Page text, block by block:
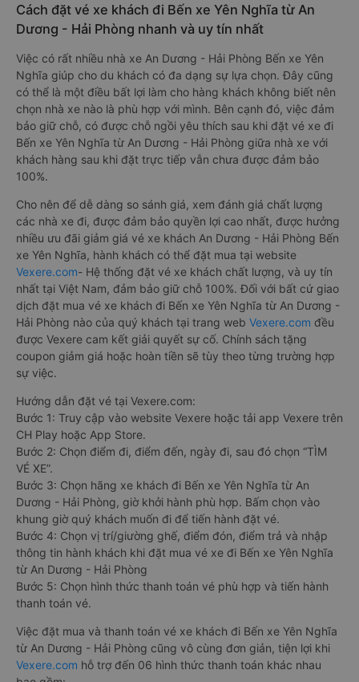
Cách đặt vé xe khách đi Bến xe Yên Nghĩa từ An
Dương - Hải Phòng nhanh và uy tín nhất
Việc có rất nhiều nhà xe An Dương - Hải Phòng Bến xe Yên
Nghĩa giúp cho du khách có đa dạng sự lựa chọn. Đây cũng
có thể là một điều bất lợi làm cho hàng khách không biết nên
chọn nhà xe nào là phù hợp với mình. Bên cạnh đó, việc đảm
bảo giữ chỗ, có được chỗ ngồi yêu thích sau khi đặt vé xe đi
Bến xe Yên Nghĩa từ An Dương - Hải Phòng giữa nhà xe với
khách hàng sau khi đặt trực tiếp vẫn chưa được đảm bảo
100%.
Cho nên để dễ dàng so sánh giá, xem đánh giá chất lượng
các nhà xe đi, được đảm bảo quyền lợi cao nhất, được hưởng
nhiều ưu đãi giảm giá vé xe khách An Dương - Hải Phòng Bến
xe Yên Nghĩa, hành khách có thể đặt mua tại website
Vexere.com- Hệ thống đặt vé xe khách chất lượng, và uy tín
nhất tại Việt Nam, đảm bảo giữ chỗ 100%. Đối với bất cứ giao
dịch đặt mua vé xe khách đi Bến xe Yên Nghĩa từ An Dương -
Hải Phòng nào của quý khách tại trang web Vexere.com đều
được Vexere cam kết giải quyết sự cố. Chính sách tặng
coupon giảm giá hoặc hoàn tiền sẽ tùy theo từng trường hợp
sự việc.
Hướng dẫn đặt vé tại Vexere.com:
Bước 1: Truy cập vào website Vexere hoặc tải app Vexere trên
CH Play hoặc App Store.
Bước 2: Chọn điểm đi, điểm đến, ngày đi, sau đó chọn “TÌM
VÉ XE”.
Bước 3: Chọn hãng xe khách đi Bến xe Yên Nghĩa từ An
Dương - Hải Phòng, giờ khởi hành phù hợp. Bấm chọn vào
khung giờ quý khách muốn đi để tiến hành đặt vé.
Bước 4: Chọn vị trí/giường ghế, điểm đón, điểm trả và nhập
thông tin hành khách khi đặt mua vé xe đi Bến xe Yên Nghĩa
từ An Dương - Hải Phòng
Bước 5: Chọn hình thức thanh toán vé phù hợp và tiến hành
thanh toán vé.
Việc đặt mua và thanh toán vé xe khách đi Bến xe Yên Nghĩa
từ An Dương - Hải Phòng cũng vô cùng đơn giản, tiện lợi khi
Vexere.com hỗ trợ đến 06 hình thức thanh toán khác nhau